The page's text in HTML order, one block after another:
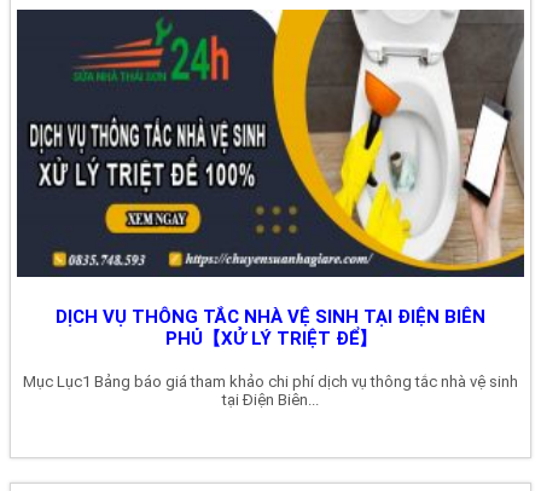
DỊCH VỤ THÔNG TẮC NHÀ VỆ SINH TẠI ĐIỆN BIÊN
PHỦ【XỬ LÝ TRIỆT ĐỂ】
Mục Lục1 Bảng báo giá tham khảo chi phí dịch vụ thông tắc nhà vệ sinh
tại Điện Biên...